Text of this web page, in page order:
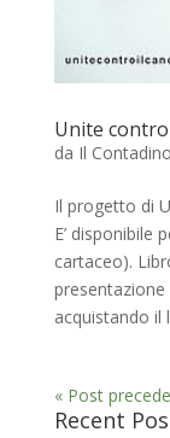
Unite
da Il Contadino
Il progetto di
E’ disponibile
cartaceo).
acquistando il
« Post
Recent